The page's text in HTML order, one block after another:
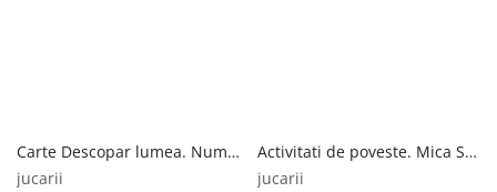
Carte Descopar lumea. Numerele de la 1 la 10 Editura Litera
jucarii
Activitati de poveste. Mica Sirena. Carte cu autocolante Editura Litera
jucarii